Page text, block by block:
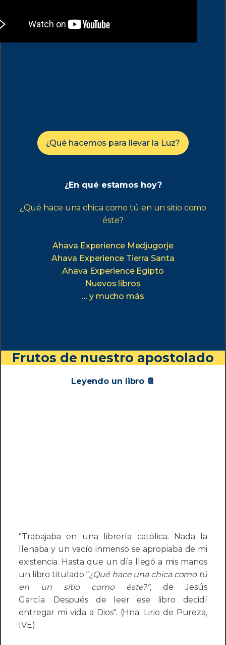
¿Qué hacemos para llevar la Luz?
¿En qué estamos hoy?
¿Qué hace una chica como tú en un sitio como
éste?
Ahava Experience Medjugorje
Ahava Experience Tierra Santa
Ahava Experience Egipto
Nuevos libros
… y mucho más
Frutos de nuestro apostolado
Leyendo un libro 📔
"Trabajaba en una librería católica. Nada la
llenaba y un vacío inmenso se apropiaba de mi
existencia. Hasta que un día llegó a mis manos
un libro titulado “¿Qué hace una chica como tú
en un sitio como éste?”, de Jesús
García. Después de leer ese libro decidí
entregar mi vida a Dios". (Hna. Lirio de Pureza,
IVE).